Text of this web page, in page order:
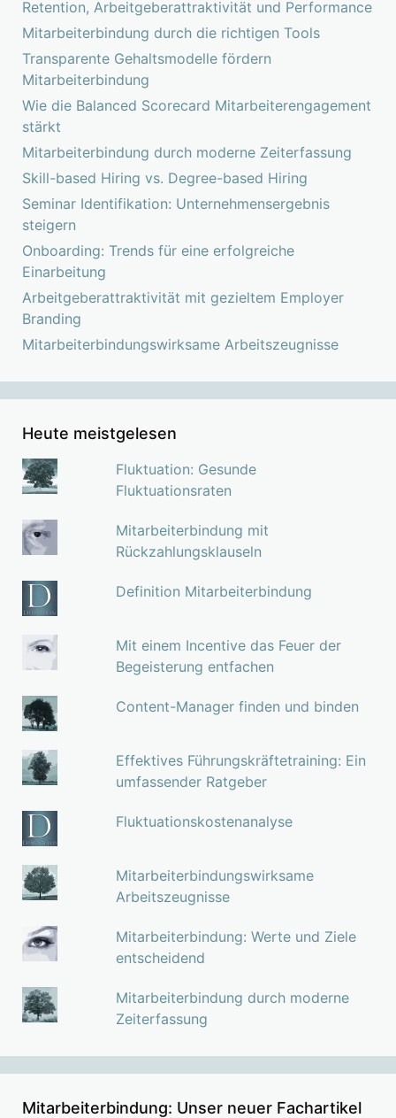
Retention, Arbeitgeberattraktivität und Performance
Mitarbeiterbindung durch die richtigen Tools
Transparente Gehaltsmodelle fördern
Mitarbeiterbindung
Wie die Balanced Scorecard Mitarbeiterengagement
stärkt
Mitarbeiterbindung durch moderne Zeiterfassung
Skill-based Hiring vs. Degree-based Hiring
Seminar Identifikation: Unternehmensergebnis
steigern
Onboarding: Trends für eine erfolgreiche
Einarbeitung
Arbeitgeberattraktivität mit gezieltem Employer
Branding
Mitarbeiterbindungswirksame Arbeitszeugnisse
Heute meistgelesen
Fluktuation: Gesunde
Fluktuationsraten
Mitarbeiterbindung mit
Rückzahlungsklauseln
Definition Mitarbeiterbindung
Mit einem Incentive das Feuer der
Begeisterung entfachen
Content-Manager finden und binden
Effektives Führungskräftetraining: Ein
umfassender Ratgeber
Fluktuationskostenanalyse
Mitarbeiterbindungswirksame
Arbeitszeugnisse
Mitarbeiterbindung: Werte und Ziele
entscheidend
Mitarbeiterbindung durch moderne
Zeiterfassung
Mitarbeiterbindung: Unser neuer Fachartikel